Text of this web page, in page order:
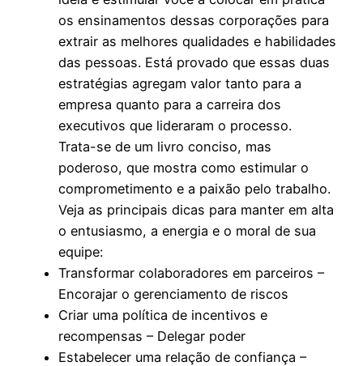
os ensinamentos dessas corporações para
extrair as melhores qualidades e habilidades
das pessoas. Está provado que essas duas
estratégias agregam valor tanto para a
empresa quanto para a carreira dos
executivos que lideraram o processo.
Trata-se de um livro conciso, mas
poderoso, que mostra como estimular o
comprometimento e a paixão pelo trabalho.
Veja as principais dicas para manter em alta
o entusiasmo, a energia e o moral de sua
equipe:
Transformar colaboradores em parceiros –
Encorajar o gerenciamento de riscos
Criar uma política de incentivos e
recompensas – Delegar poder
Estabelecer uma relação de confiança –